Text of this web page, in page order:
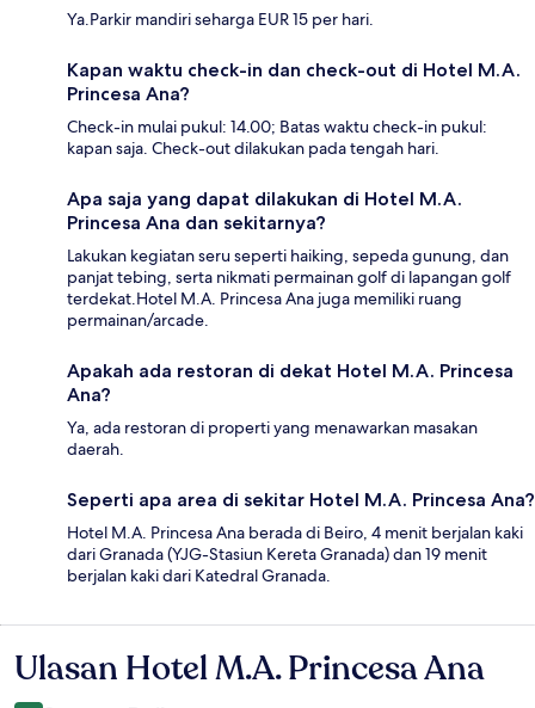
Ya.Parkir mandiri seharga EUR 15 per hari.
Kapan waktu check-in dan check-out di Hotel M.A.
Princesa Ana?
Check-in mulai pukul: 14.00; Batas waktu check-in pukul:
kapan saja. Check-out dilakukan pada tengah hari.
Apa saja yang dapat dilakukan di Hotel M.A.
Princesa Ana dan sekitarnya?
Lakukan kegiatan seru seperti haiking, sepeda gunung, dan
panjat tebing, serta nikmati permainan golf di lapangan golf
terdekat.Hotel M.A. Princesa Ana juga memiliki ruang
permainan/arcade.
Apakah ada restoran di dekat Hotel M.A. Princesa
Ana?
Ya, ada restoran di properti yang menawarkan masakan
daerah.
Seperti apa area di sekitar Hotel M.A. Princesa Ana?
Hotel M.A. Princesa Ana berada di Beiro, 4 menit berjalan kaki
dari Granada (YJG-Stasiun Kereta Granada) dan 19 menit
berjalan kaki dari Katedral Granada.
Ulasan
Ulasan Hotel M.A. Princesa Ana